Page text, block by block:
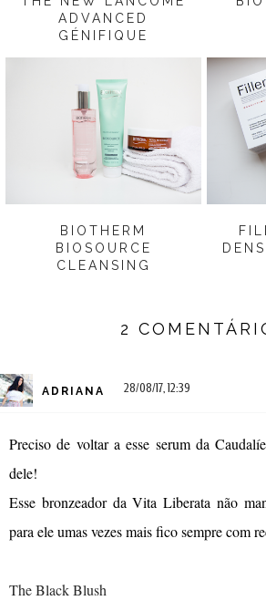
ADVANCED
GÉNIFIQUE
BIOTHERM
BIOSOURCE
CLEANSING
2
ADRIANA 28/08/17, 12:39
Preciso de voltar a esse serum da
dele!
Esse bronzeador da Vita Liberata não
para ele umas vezes mais fico sempre com
The Black Blush